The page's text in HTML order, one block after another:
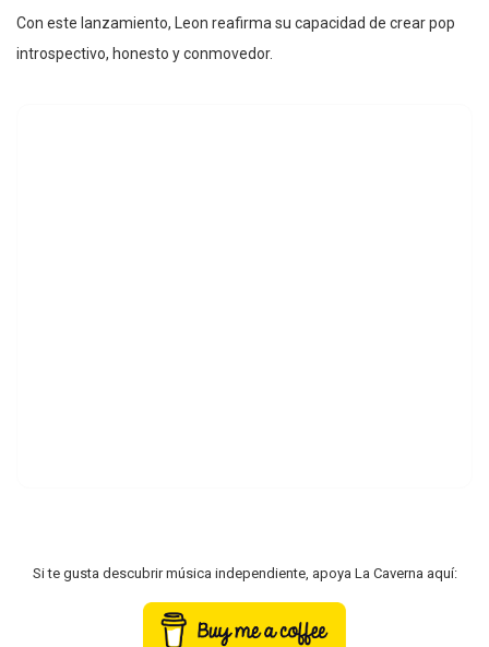
Con este lanzamiento, Leon reafirma su capacidad de crear pop
introspectivo, honesto y conmovedor.
Si te gusta descubrir música independiente, apoya La Caverna aquí: